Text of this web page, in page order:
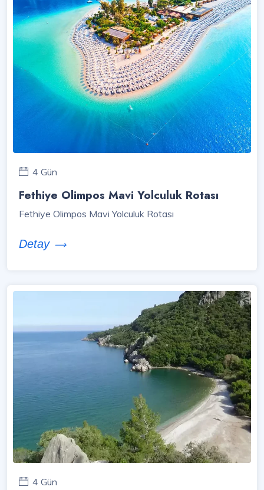
4 Gün
Fethiye Olimpos Mavi Yolculuk Rotası
Fethiye Olimpos Mavi Yolculuk Rotası
Detay
4 Gün